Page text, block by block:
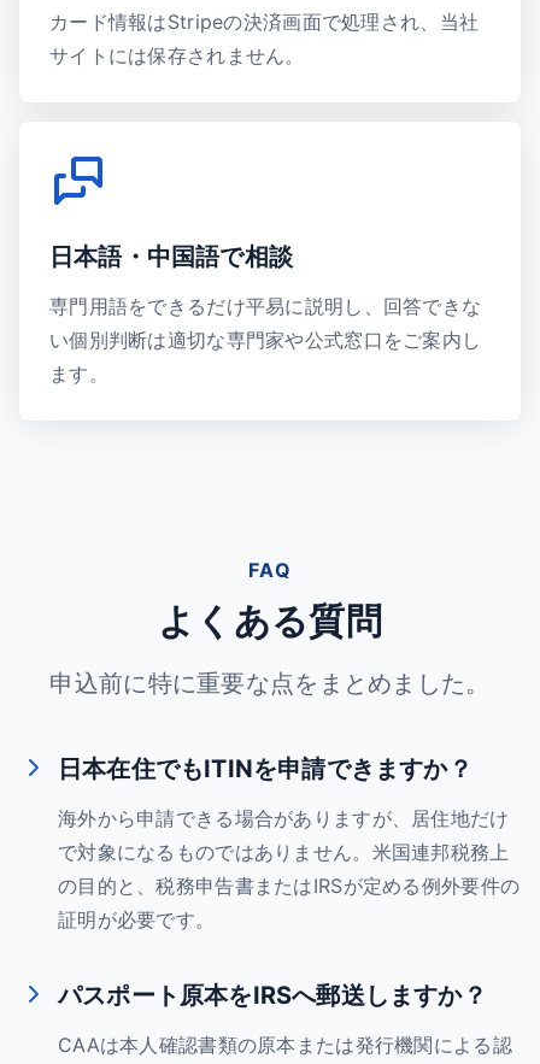
カード情報はStripeの決済画面で処理され、当社
サイトには保存されません。
日本語・中国語で相談
専門用語をできるだけ平易に説明し、回答できな
い個別判断は適切な専門家や公式窓口をご案内し
ます。
FAQ
よくある質問
申込前に特に重要な点をまとめました。
日本在住でもITINを申請できますか？
海外から申請できる場合がありますが、居住地だけ
で対象になるものではありません。米国連邦税務上
の目的と、税務申告書またはIRSが定める例外要件の
証明が必要です。
パスポート原本をIRSへ郵送しますか？
CAAは本人確認書類の原本または発行機関による認